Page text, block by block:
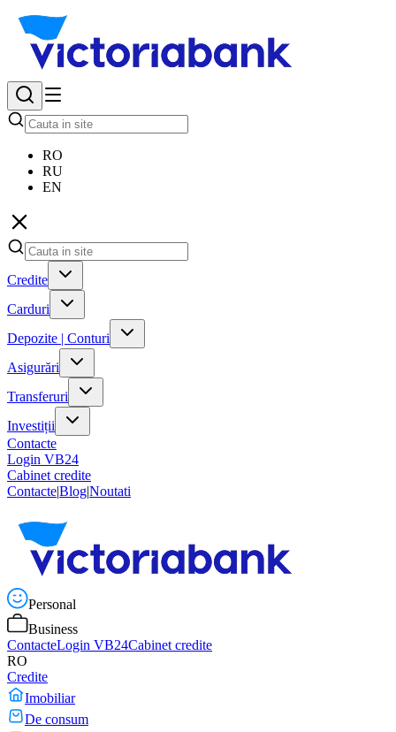
RO
RU
EN
Credite
Carduri
Depozite | Conturi
Asigurări
Transferuri
Investiții
Contacte
Login VB24
Cabinet credite
Contacte|Blog|Noutati
Personal
Business
ContacteLogin VB24Cabinet credite
RO
Credite
Imobiliar
De consum